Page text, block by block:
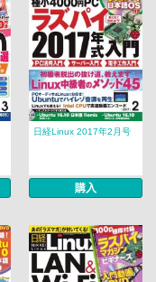
日経Linux 2017年2月号
購入